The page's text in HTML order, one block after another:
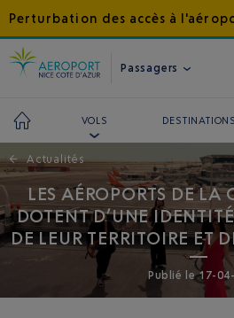
Perturbation des accès à
Passagers
VOLS DESTINATIONS
← Actualités
LES AÉROPORTS DE LA
DOTENT D’UNE
DE LEUR TERRITOIRE ET
Publié le 17-